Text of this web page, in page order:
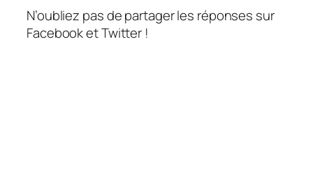
N’oubliez pas de partager les réponses sur
Facebook et Twitter !